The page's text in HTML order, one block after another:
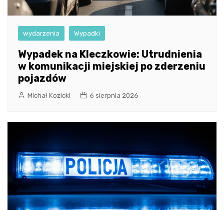
wydarzenia Wypadki
Wypadek na Kleczkowie: Utrudnienia
w komunikacji miejskiej po zderzeniu
pojazdów
Michał Kozicki 6 sierpnia 2026